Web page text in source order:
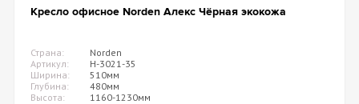
Кресло офисное Norden Алекс Чёрная экокожа
Страна:
Norden
Артикул:
H-3021-35
Ширина:
510мм
Глубина:
480мм
Высота:
1160-1230мм